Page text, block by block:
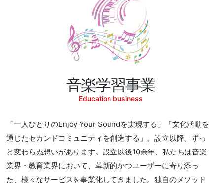
音楽学習事業
Education business
「一人ひとりのEnjoy Your Soundを実現する」「文化活動を
通じたセカンドコミュニティを創造する」。設立以降、ずっ
と変わらぬ想いがあります。設立以後10余年、私たちは音楽
業界・教育業界において、革新的かつユーザーに寄り添っ
た、様々なサービスを事業化してきました。独自のメソッド